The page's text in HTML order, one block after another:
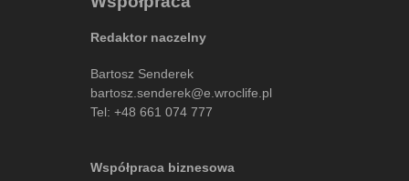
Redaktor naczelny
Bartosz Senderek
bartosz.senderek@e.wroclife.pl
Tel: +48 661 074 777
Współpraca biznesowa